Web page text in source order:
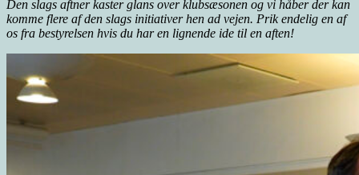
Den slags aftner kaster glans over klubsæsonen og vi håber der kan
komme flere af den slags initiativer hen ad vejen. Prik endelig en af
os fra bestyrelsen hvis du har en lignende ide til en aften!